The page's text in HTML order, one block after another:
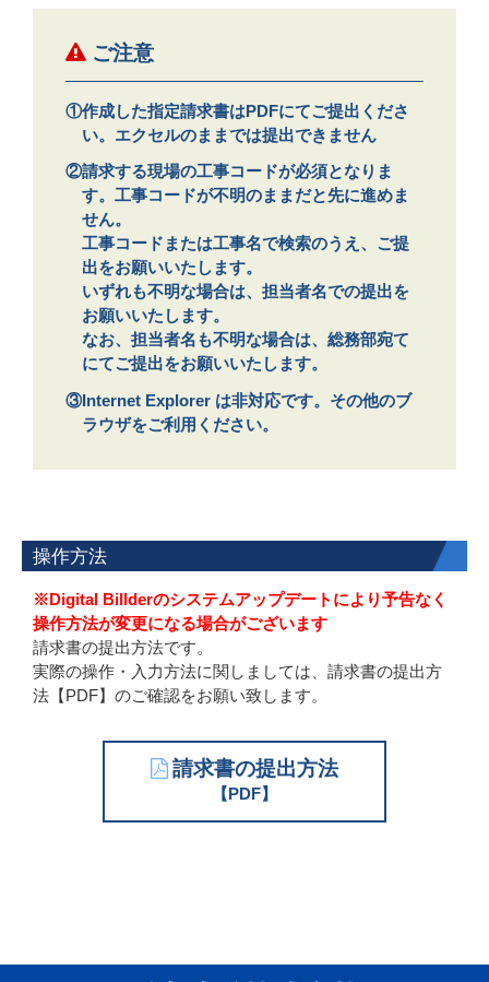
ご注意
作成した指定請求書はPDFにてご提出くださ
い。エクセルのままでは提出できません
請求する現場の工事コードが必須となりま
す。工事コードが不明のままだと先に進めま
せん。
工事コードまたは工事名で検索のうえ、ご提
出をお願いいたします。
いずれも不明な場合は、担当者名での提出を
お願いいたします。
なお、担当者名も不明な場合は、総務部宛て
にてご提出をお願いいたします。
Internet Explorer は非対応です。その他のブ
ラウザをご利用ください。
操作方法
※Digital Billderのシステムアップデートにより予告なく
操作方法が変更になる場合がございます
請求書の提出方法です。
実際の操作・入力方法に関しましては、請求書の提出方
法【PDF】のご確認をお願い致します。
請求書の提出方法
【PDF】